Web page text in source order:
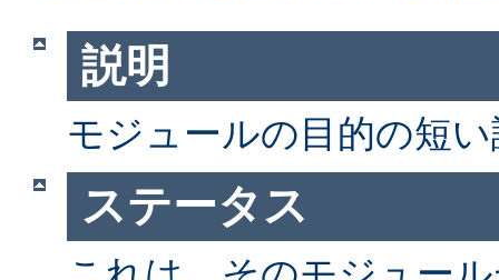
説明
モジュールの目的の短
ステータス